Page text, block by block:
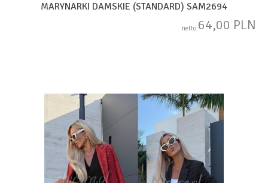
MARYNARKI DAMSKIE (STANDARD) SAM2694
netto 64,00 PLN